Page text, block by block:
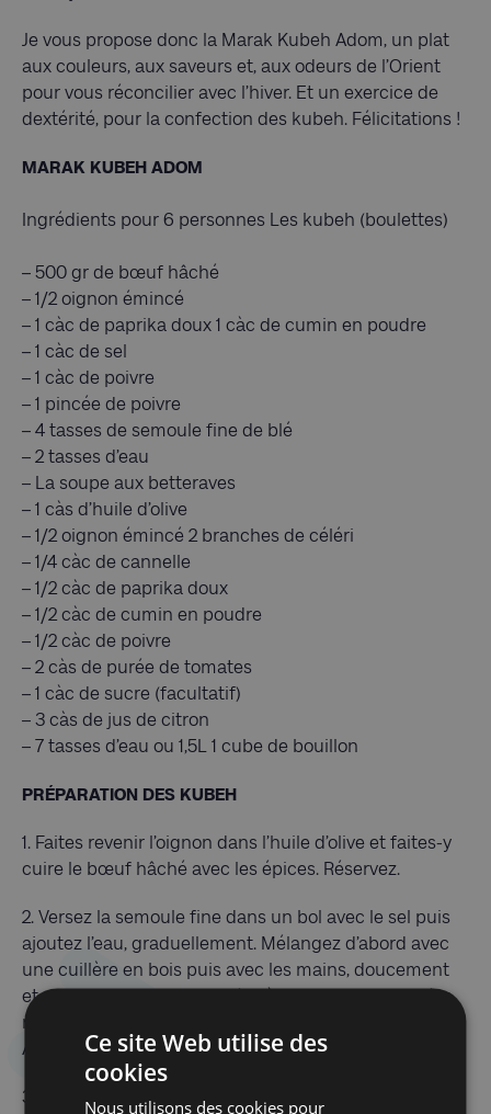
Je vous propose donc la Marak Kubeh Adom, un plat
aux couleurs, aux saveurs et, aux odeurs de l’Orient
pour vous réconcilier avec l’hiver. Et un exercice de
dextérité, pour la confection des kubeh. Félicitations !
MARAK KUBEH ADOM
Ingrédients pour 6 personnes Les kubeh (boulettes)
– 500 gr de bœuf hâché
– 1/2 oignon émincé
– 1 càc de paprika doux 1 càc de cumin en poudre
– 1 càc de sel
– 1 càc de poivre
– 1 pincée de poivre
– 4 tasses de semoule fine de blé
– 2 tasses d’eau
– La soupe aux betteraves
– 1 càs d’huile d’olive
– 1/2 oignon émincé 2 branches de céléri
– 1/4 càc de cannelle
– 1/2 càc de paprika doux
– 1/2 càc de cumin en poudre
– 1/2 càc de poivre
– 2 càs de purée de tomates
– 1 càc de sucre (facultatif)
– 3 càs de jus de citron
– 7 tasses d’eau ou 1,5L 1 cube de bouillon
PRÉPARATION DES KUBEH
1. Faites revenir l’oignon dans l’huile d’olive et faites-y
cuire le bœuf hâché avec les épices. Réservez.
2. Versez la semoule fine dans un bol avec le sel puis
ajoutez l’eau, graduellement. Mélangez d’abord avec
une cuillère en bois puis avec les mains, doucement
et non pas comme de la pâte à pain sinon votre pâte
risque de devenir caoutchouteuse. Juste ce qu’il faut.
Ajoutez de la semoule si la pâte est trop liquide.
3. Laissez reposer 5 minutes.
Ce site Web utilise des
cookies
Nous utilisons des cookies pour